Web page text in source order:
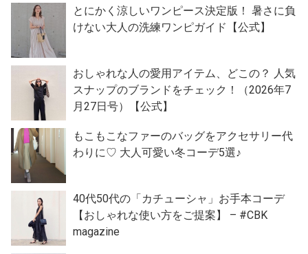
とにかく涼しいワンピース決定版！ 暑さに負
けない大人の洗練ワンピガイド【公式】
おしゃれな人の愛用アイテム、どこの？ 人気
スナップのブランドをチェック！（2026年7
月27日号）【公式】
もこもこなファーのバッグをアクセサリー代
わりに♡ 大人可愛い冬コーデ5選♪
40代50代の「カチューシャ」お手本コーデ
【おしゃれな使い方をご提案】 – #CBK
magazine